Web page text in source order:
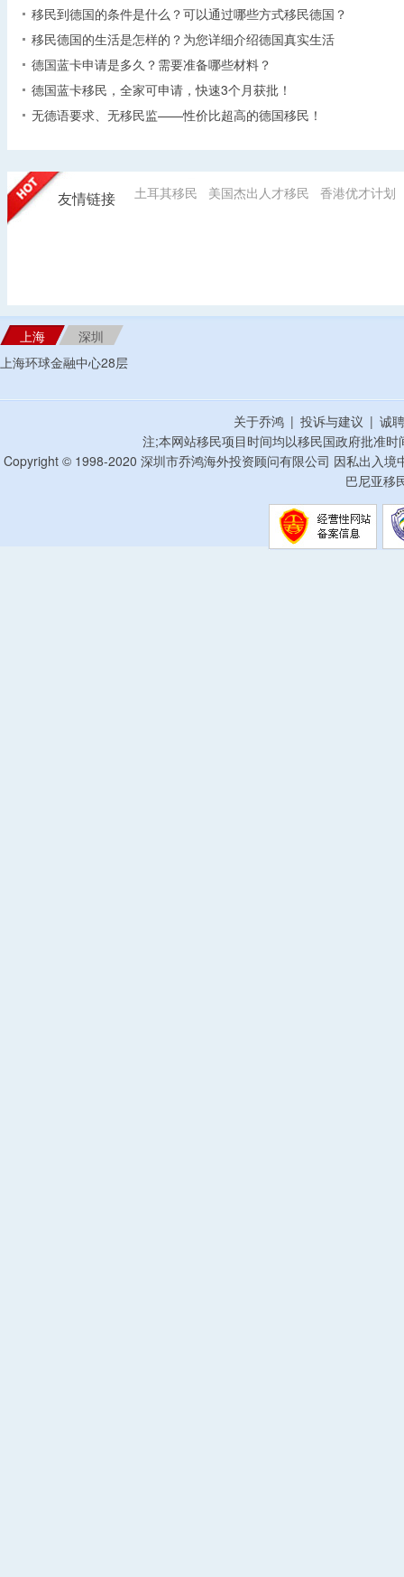
移民到德国的条件是什么？可以通过哪些方式移民德国？
移民德国的生活是怎样的？为您详细介绍德国真实生活
德国蓝卡申请是多久？需要准备哪些材料？
德国蓝卡移民，全家可申请，快速3个月获批！
无德语要求、无移民监——性价比超高的德国移民！
友情链接 土耳其移民 美国杰出人才移民 香港优才计划
上海
深圳
上海环球金融中心28层
关于乔鸿 | 投诉与建议 | 诚
注;本网站移民项目时间均以移民国政府批准
Copyright © 1998-2020 深圳市乔鸿海外投资顾问有限公司 因私出入
巴尼亚移